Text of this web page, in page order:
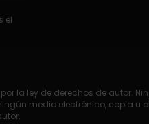
el
la ley de derechos de autor.
medio electrónico, copia u